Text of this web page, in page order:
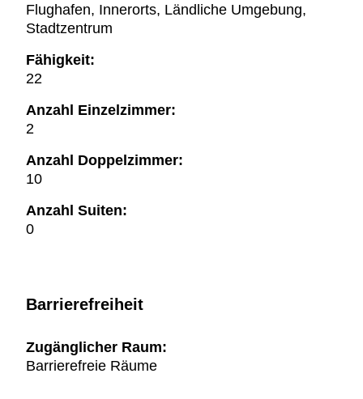
Flughafen, Innerorts, Ländliche Umgebung,
Stadtzentrum
Fähigkeit:
22
Anzahl Einzelzimmer:
2
Anzahl Doppelzimmer:
10
Anzahl Suiten:
0
Barrierefreiheit
Zugänglicher Raum:
Barrierefreie Räume